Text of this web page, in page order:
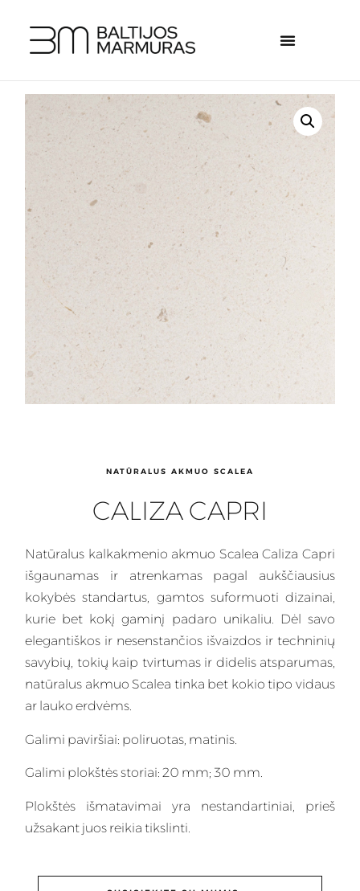
NATŪRALUS AKMUO SCALEA
CALIZA CAPRI
Natūralus kalkakmenio akmuo Scalea Caliza Capri
išgaunamas ir atrenkamas pagal aukščiausius
kokybės standartus, gamtos suformuoti dizainai,
kurie bet kokį gaminį padaro unikaliu. Dėl savo
elegantiškos ir nesenstančios išvaizdos ir techninių
savybių, tokių kaip tvirtumas ir didelis atsparumas,
natūralus akmuo Scalea tinka bet kokio tipo vidaus
ar lauko erdvėms.
Galimi paviršiai: poliruotas, matinis.
Galimi plokštės storiai: 20 mm; 30 mm.
Plokštės išmatavimai yra nestandartiniai, prieš
užsakant juos reikia tikslinti.